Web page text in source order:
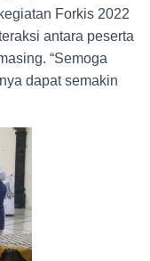
Forkis 2022
antara peserta
“Semoga
dapat semakin